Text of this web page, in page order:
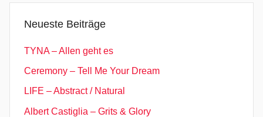
Neueste Beiträge
TYNA – Allen geht es
Ceremony – Tell Me Your Dream
LIFE – Abstract / Natural
Albert Castiglia – Grits & Glory